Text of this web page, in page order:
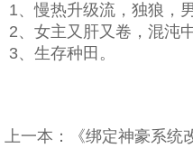
1、慢热升级流，独狼，
2、女主又肝又卷，混沌
3、生存种田。
上一本：
《绑定神豪系统